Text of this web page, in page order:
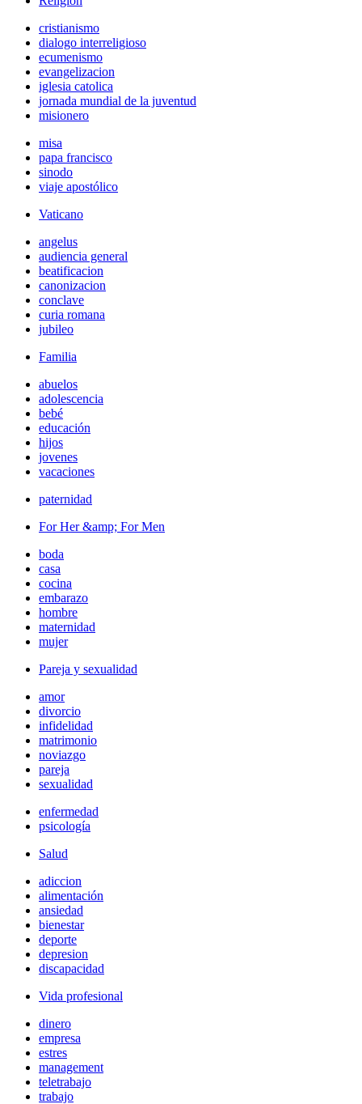
cristianismo
dialogo interreligioso
ecumenismo
evangelizacion
iglesia catolica
jornada mundial de la juventud
misionero
misa
papa francisco
sinodo
viaje apostólico
Vaticano
angelus
audiencia general
beatificacion
canonizacion
conclave
curia romana
jubileo
Familia
abuelos
adolescencia
bebé
educación
hijos
jovenes
vacaciones
paternidad
For Her &amp; For Men
boda
casa
cocina
embarazo
hombre
maternidad
mujer
Pareja y sexualidad
amor
divorcio
infidelidad
matrimonio
noviazgo
pareja
sexualidad
enfermedad
psicología
Salud
adiccion
alimentación
ansiedad
bienestar
deporte
depresion
discapacidad
Vida profesional
dinero
empresa
estres
management
teletrabajo
trabajo